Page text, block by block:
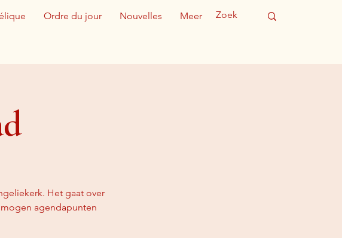
Ordre du jour Nouvelles Meer
Het gaat over
agendapunten